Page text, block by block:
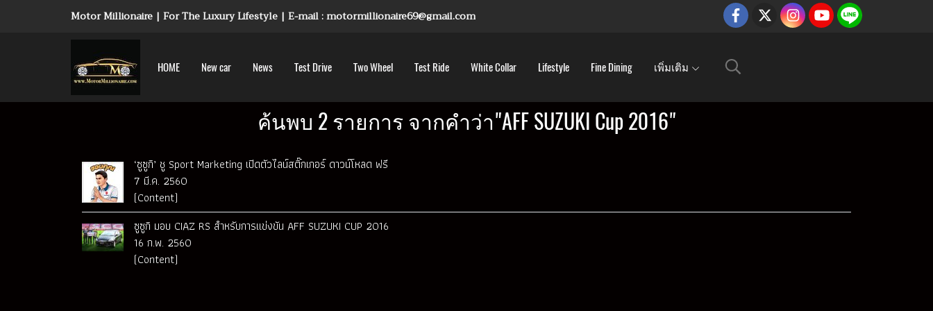
Motor Millionaire | For The Luxury Lifestyle | E-mail : motormillionaire69@gmail.com
HOME New car News Test Drive Two Wheel Test Ride White Collar Lifestyle Fine Dining เพิ่มเติม
ค้นพบ 2 รายการ จากคำว่า"AFF SUZUKI Cup 2016"
‘ซูซูกิ’ ชู Sport Marketing เปิดตัวไลน์สติ๊กเกอร์ ดาวน์โหลด ฟรี
7 มี.ค. 2560
(Content)
ซูซูกิ มอบ CIAZ RS สำหรับการแข่งขัน AFF SUZUKI CUP 2016
16 ก.พ. 2560
(Content)